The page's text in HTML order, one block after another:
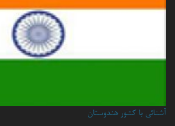
آشنائی با کشور هندوستان